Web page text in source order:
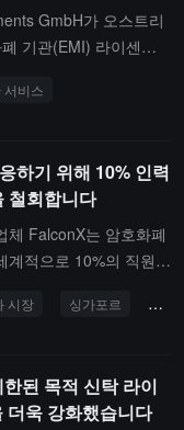
라이센스를 보유한 스
공공 블록체인은 9월
립 제3자 검증 노드로
147억 달러에 달하며,
분기 증가율은 **2
의 유료 서비스를 보유
GmbH가 오스트리
기관(EMI) 라이센스
다.Bybit EU GmbH는
업을 담당하고, Bybit E
고 밝혔습니다. Bybit
송금, 오픈 뱅킹 기능,
구를 출시할 계획입니
다.
서비스
하기 위해 10% 인력
철회합니다
체 FalconX는 암호화폐
계적으로 10%의 직원을
판매, 회계 직무의 직
획입니다. 회사는 우
의 사업을 계속 유지
시장 싱가포르 라
된 목적 신탁 라이
욱 강화했습니다